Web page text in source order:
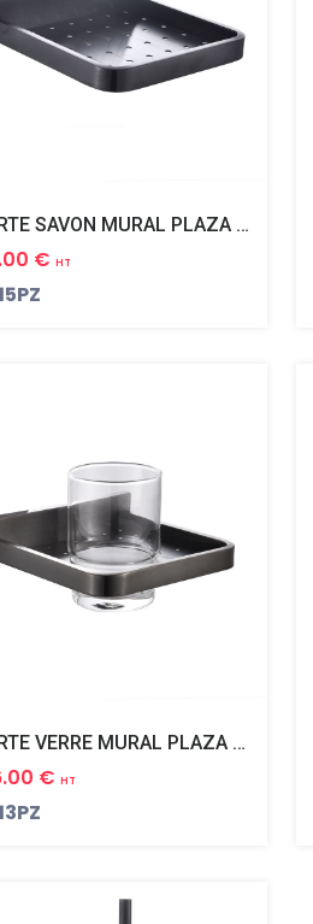
PORTE SAVON MURAL PLAZA BLACK PVD NOIR MAT
€ HT
PORTE VERRE MURAL PLAZA BLACK PVD NOIR MAT
€ HT